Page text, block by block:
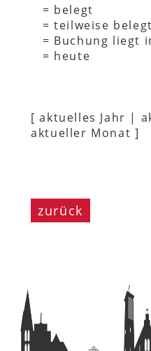
= belegt
= teilweise belegt
= Buchung liegt
= heute
[aktuelles Jahr |
aktueller Monat ]
zurück